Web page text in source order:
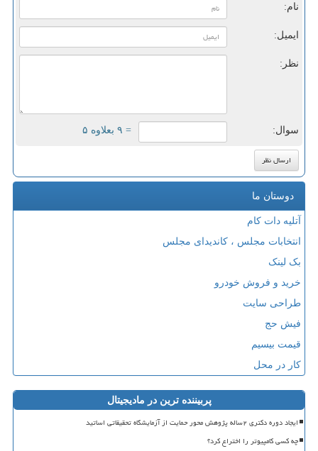
نام:
ایمیل:
نظر:
سوال: = ۹ بعلاوه ۵
دوستان ما
آتلیه دات کام
انتخابات مجلس ، کاندیدای مجلس
بک لینک
خرید و فروش خودرو
طراحی سایت
فیش حج
قیمت بیسیم
کار در محل
پربیننده ترین در مادیجیتال
ایجاد دوره دکتری ۲ساله پژوهش محور حمایت از آزمایشگاه تحقیقاتی اساتید
چه کسی کامپیوتر را اختراع کرد؟